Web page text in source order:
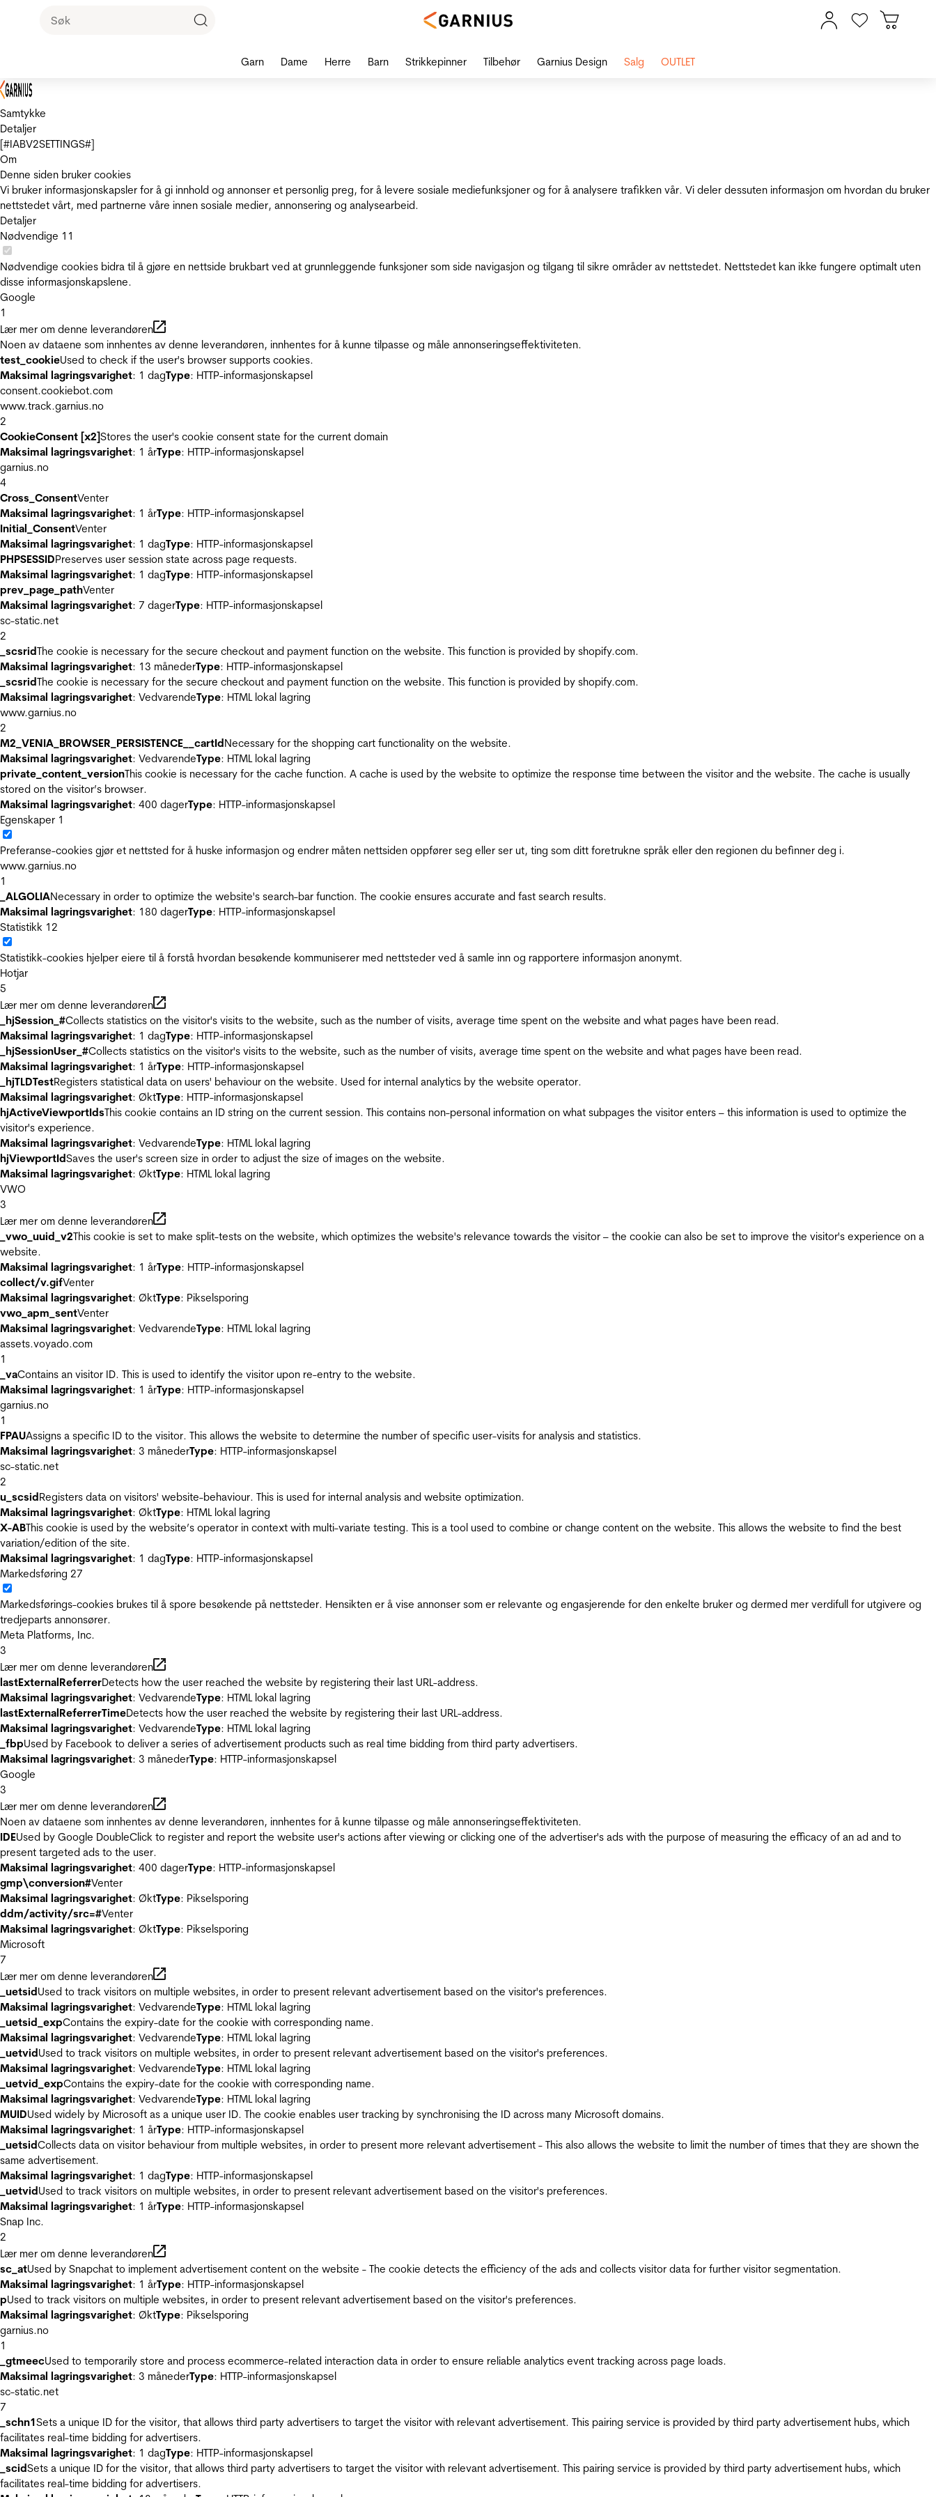
Samtykke
Detaljer
[#IABV2SETTINGS#]
Om
Denne siden bruker cookies
Vi bruker informasjonskapsler for å gi innhold og annonser et personlig preg, for å levere sosiale mediefunksjoner og for å analysere trafikken vår. Vi deler dessuten informasjon om hvordan du bruker
nettstedet vårt, med partnerne våre innen sosiale medier, annonsering og analysearbeid.
Detaljer
Nødvendige 11
Nødvendige cookies bidra til å gjøre en nettside brukbart ved at grunnleggende funksjoner som side navigasjon og tilgang til sikre områder av nettstedet. Nettstedet kan ikke fungere optimalt uten
disse informasjonskapslene.
Google
1
Lær mer om denne leverandøren
Noen av dataene som innhentes av denne leverandøren, innhentes for å kunne tilpasse og måle annonseringseffektiviteten.
test_cookieUsed to check if the user's browser supports cookies.
Maksimal lagringsvarighet: 1 dagType: HTTP-informasjonskapsel
consent.cookiebot.com
www.track.garnius.no
2
CookieConsent [x2]Stores the user's cookie consent state for the current domain
Maksimal lagringsvarighet: 1 årType: HTTP-informasjonskapsel
garnius.no
4
Cross_ConsentVenter
Maksimal lagringsvarighet: 1 årType: HTTP-informasjonskapsel
Initial_ConsentVenter
Maksimal lagringsvarighet: 1 dagType: HTTP-informasjonskapsel
PHPSESSIDPreserves user session state across page requests.
Maksimal lagringsvarighet: 1 dagType: HTTP-informasjonskapsel
prev_page_pathVenter
Maksimal lagringsvarighet: 7 dagerType: HTTP-informasjonskapsel
sc-static.net
2
_scsridThe cookie is necessary for the secure checkout and payment function on the website. This function is provided by shopify.com.
Maksimal lagringsvarighet: 13 månederType: HTTP-informasjonskapsel
_scsridThe cookie is necessary for the secure checkout and payment function on the website. This function is provided by shopify.com.
Maksimal lagringsvarighet: VedvarendeType: HTML lokal lagring
www.garnius.no
2
M2_VENIA_BROWSER_PERSISTENCE__cartIdNecessary for the shopping cart functionality on the website.
Maksimal lagringsvarighet: VedvarendeType: HTML lokal lagring
private_content_versionThis cookie is necessary for the cache function. A cache is used by the website to optimize the response time between the visitor and the website. The cache is usually
stored on the visitor’s browser.
Maksimal lagringsvarighet: 400 dagerType: HTTP-informasjonskapsel
Egenskaper 1
Preferanse-cookies gjør et nettsted for å huske informasjon og endrer måten nettsiden oppfører seg eller ser ut, ting som ditt foretrukne språk eller den regionen du befinner deg i.
www.garnius.no
1
_ALGOLIANecessary in order to optimize the website's search-bar function. The cookie ensures accurate and fast search results.
Maksimal lagringsvarighet: 180 dagerType: HTTP-informasjonskapsel
Statistikk 12
Statistikk-cookies hjelper eiere til å forstå hvordan besøkende kommuniserer med nettsteder ved å samle inn og rapportere informasjon anonymt.
Hotjar
5
Lær mer om denne leverandøren
_hjSession_#Collects statistics on the visitor's visits to the website, such as the number of visits, average time spent on the website and what pages have been read.
Maksimal lagringsvarighet: 1 dagType: HTTP-informasjonskapsel
_hjSessionUser_#Collects statistics on the visitor's visits to the website, such as the number of visits, average time spent on the website and what pages have been read.
Maksimal lagringsvarighet: 1 årType: HTTP-informasjonskapsel
_hjTLDTestRegisters statistical data on users' behaviour on the website. Used for internal analytics by the website operator.
Maksimal lagringsvarighet: ØktType: HTTP-informasjonskapsel
hjActiveViewportIdsThis cookie contains an ID string on the current session. This contains non-personal information on what subpages the visitor enters – this information is used to optimize the
visitor's experience.
Maksimal lagringsvarighet: VedvarendeType: HTML lokal lagring
hjViewportIdSaves the user's screen size in order to adjust the size of images on the website.
Maksimal lagringsvarighet: ØktType: HTML lokal lagring
VWO
3
Lær mer om denne leverandøren
_vwo_uuid_v2This cookie is set to make split-tests on the website, which optimizes the website's relevance towards the visitor – the cookie can also be set to improve the visitor's experience on a
website.
Maksimal lagringsvarighet: 1 årType: HTTP-informasjonskapsel
collect/v.gifVenter
Maksimal lagringsvarighet: ØktType: Pikselsporing
vwo_apm_sentVenter
Maksimal lagringsvarighet: VedvarendeType: HTML lokal lagring
assets.voyado.com
1
_vaContains an visitor ID. This is used to identify the visitor upon re-entry to the website.
Maksimal lagringsvarighet: 1 årType: HTTP-informasjonskapsel
garnius.no
1
FPAUAssigns a specific ID to the visitor. This allows the website to determine the number of specific user-visits for analysis and statistics.
Maksimal lagringsvarighet: 3 månederType: HTTP-informasjonskapsel
sc-static.net
2
u_scsidRegisters data on visitors' website-behaviour. This is used for internal analysis and website optimization.
Maksimal lagringsvarighet: ØktType: HTML lokal lagring
X-ABThis cookie is used by the website’s operator in context with multi-variate testing. This is a tool used to combine or change content on the website. This allows the website to find the best
variation/edition of the site.
Maksimal lagringsvarighet: 1 dagType: HTTP-informasjonskapsel
Markedsføring 27
Markedsførings-cookies brukes til å spore besøkende på nettsteder. Hensikten er å vise annonser som er relevante og engasjerende for den enkelte bruker og dermed mer verdifull for utgivere og
tredjeparts annonsører.
Meta Platforms, Inc.
3
Lær mer om denne leverandøren
lastExternalReferrerDetects how the user reached the website by registering their last URL-address.
Maksimal lagringsvarighet: VedvarendeType: HTML lokal lagring
lastExternalReferrerTimeDetects how the user reached the website by registering their last URL-address.
Maksimal lagringsvarighet: VedvarendeType: HTML lokal lagring
_fbpUsed by Facebook to deliver a series of advertisement products such as real time bidding from third party advertisers.
Maksimal lagringsvarighet: 3 månederType: HTTP-informasjonskapsel
Google
3
Lær mer om denne leverandøren
Noen av dataene som innhentes av denne leverandøren, innhentes for å kunne tilpasse og måle annonseringseffektiviteten.
IDEUsed by Google DoubleClick to register and report the website user's actions after viewing or clicking one of the advertiser's ads with the purpose of measuring the efficacy of an ad and to
present targeted ads to the user.
Maksimal lagringsvarighet: 400 dagerType: HTTP-informasjonskapsel
gmp\conversion#Venter
Maksimal lagringsvarighet: ØktType: Pikselsporing
ddm/activity/src=#Venter
Maksimal lagringsvarighet: ØktType: Pikselsporing
Microsoft
7
Lær mer om denne leverandøren
_uetsidUsed to track visitors on multiple websites, in order to present relevant advertisement based on the visitor's preferences.
Maksimal lagringsvarighet: VedvarendeType: HTML lokal lagring
_uetsid_expContains the expiry-date for the cookie with corresponding name.
Maksimal lagringsvarighet: VedvarendeType: HTML lokal lagring
_uetvidUsed to track visitors on multiple websites, in order to present relevant advertisement based on the visitor's preferences.
Maksimal lagringsvarighet: VedvarendeType: HTML lokal lagring
_uetvid_expContains the expiry-date for the cookie with corresponding name.
Maksimal lagringsvarighet: VedvarendeType: HTML lokal lagring
MUIDUsed widely by Microsoft as a unique user ID. The cookie enables user tracking by synchronising the ID across many Microsoft domains.
Maksimal lagringsvarighet: 1 årType: HTTP-informasjonskapsel
_uetsidCollects data on visitor behaviour from multiple websites, in order to present more relevant advertisement - This also allows the website to limit the number of times that they are shown the
same advertisement.
Maksimal lagringsvarighet: 1 dagType: HTTP-informasjonskapsel
_uetvidUsed to track visitors on multiple websites, in order to present relevant advertisement based on the visitor's preferences.
Maksimal lagringsvarighet: 1 årType: HTTP-informasjonskapsel
Snap Inc.
2
Lær mer om denne leverandøren
sc_atUsed by Snapchat to implement advertisement content on the website - The cookie detects the efficiency of the ads and collects visitor data for further visitor segmentation.
Maksimal lagringsvarighet: 1 årType: HTTP-informasjonskapsel
pUsed to track visitors on multiple websites, in order to present relevant advertisement based on the visitor's preferences.
Maksimal lagringsvarighet: ØktType: Pikselsporing
garnius.no
1
_gtmeecUsed to temporarily store and process ecommerce-related interaction data in order to ensure reliable analytics event tracking across page loads.
Maksimal lagringsvarighet: 3 månederType: HTTP-informasjonskapsel
sc-static.net
7
_schn1Sets a unique ID for the visitor, that allows third party advertisers to target the visitor with relevant advertisement. This pairing service is provided by third party advertisement hubs, which
facilitates real-time bidding for advertisers.
Maksimal lagringsvarighet: 1 dagType: HTTP-informasjonskapsel
_scidSets a unique ID for the visitor, that allows third party advertisers to target the visitor with relevant advertisement. This pairing service is provided by third party advertisement hubs, which
facilitates real-time bidding for advertisers.
Garn Dame Herre Barn Strikkepinner Tilbehør Garnius Design Salg OUTLET